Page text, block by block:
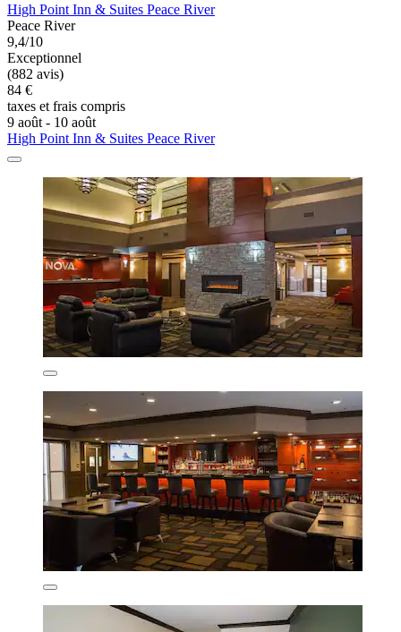
High Point Inn & Suites Peace River
Peace River
9,4/10
Exceptionnel
(882 avis)
84 €
taxes et frais compris
9 août - 10 août
High Point Inn & Suites Peace River